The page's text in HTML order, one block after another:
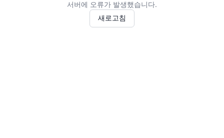
서버에 오류가 발생했습니다.
새로고침